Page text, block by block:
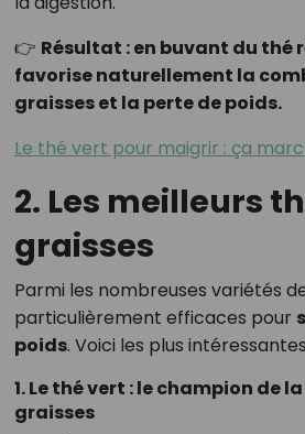
👉 Résultat : en buvant du thé
favorise naturellement la
graisses et la perte de poids.
Le thé vert pour maigrir : ça
2. Les meilleurs
graisses
Parmi les nombreuses variétés
particulièrement efficaces pour
poids. Voici les plus
1. Le thé vert : le champion de
graisses